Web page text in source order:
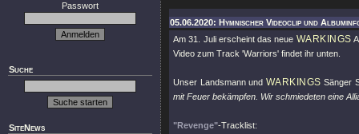
Passwort
Suche
SiteNews
05.06.2020: Hymnischer Videoclip und
Am 31. Juli erscheint das neue WARKINGS
Video zum Track 'Warriors' findet ihr unten.
Unser Landsmann und WARKINGS Sänger
mit Feuer bekämpfen. Wir schmiedeten eine
"Revenge"-Tracklist: